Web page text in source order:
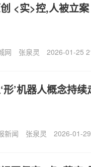
<实>控,人被立
网 张泉灵 2026-01-25
形’机器人概念持
新闻 张泉灵 2026-01-